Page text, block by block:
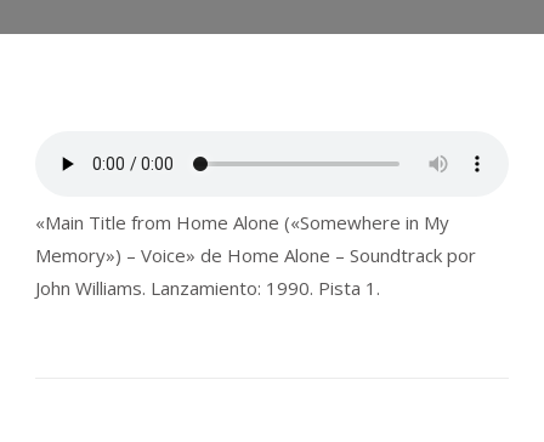
«Main Title from Home Alone («Somewhere in My
Memory») – Voice» de Home Alone – Soundtrack por
John Williams. Lanzamiento: 1990. Pista 1.